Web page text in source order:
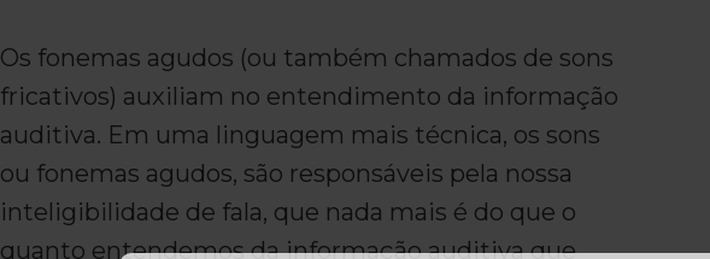
Os fonemas agudos (ou também chamados de sons
fricativos) auxiliam no entendimento da informação
auditiva. Em uma linguagem mais técnica, os sons
ou fonemas agudos, são responsáveis pela nossa
inteligibilidade de fala, que nada mais é do que o
quanto entendemos da informação auditiva que